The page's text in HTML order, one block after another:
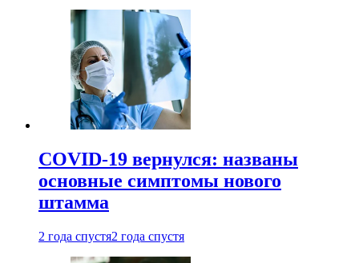
COVID-19 вернулся: названы
основные симптомы нового
штамма
2 года спустя2 года спустя